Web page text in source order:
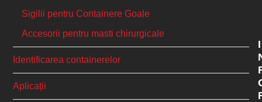
Sigilii pentru Containere Goale
Accesorii pentru masti chirurgicale
Identificarea containerelor
Aplicații
I